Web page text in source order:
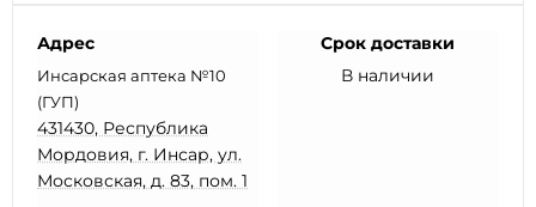
Адрес
Инсарская аптека №10
(ГУП)
431430, Республика
Мордовия, г. Инсар, ул.
Московская, д. 83, пом. 1
Срок доставки
В наличии